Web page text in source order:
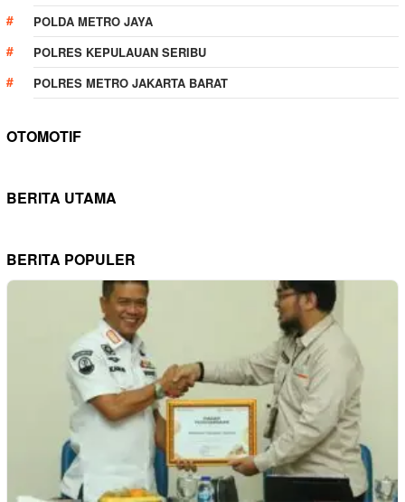
POLDA METRO JAYA
POLRES KEPULAUAN SERIBU
POLRES METRO JAKARTA BARAT
OTOMOTIF
BERITA UTAMA
BERITA POPULER